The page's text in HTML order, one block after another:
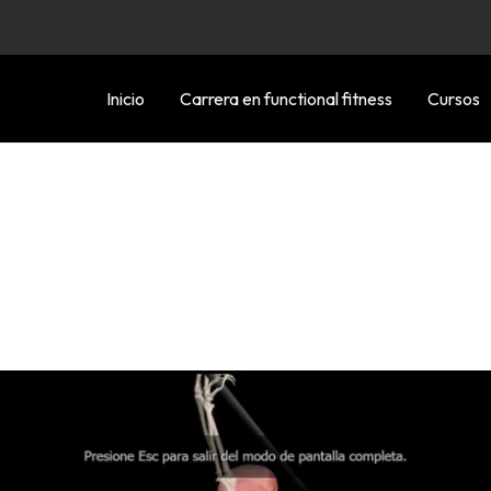
Inicio
Carrera en functional fitness Cursos